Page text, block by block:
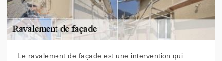
Le ravalement de façade est une intervention qui